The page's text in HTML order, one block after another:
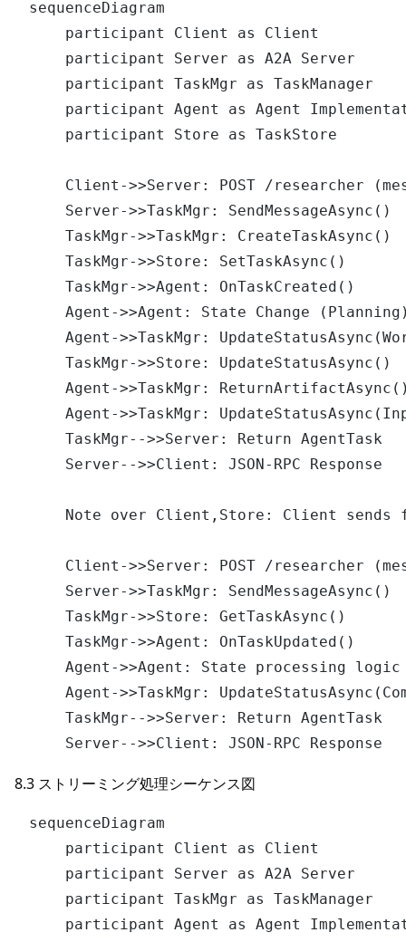
sequenceDiagram
    participant Client as Client
    participant Server as A2A Server
    participant TaskMgr as TaskManager
participant Agent as Agent
    participant Store as TaskStore
Client->>Server: POST /researcher
    Server->>TaskMgr: SendMessageAsync()
    TaskMgr->>TaskMgr: CreateTaskAsync()
    TaskMgr->>Store: SetTaskAsync()
    TaskMgr->>Agent: OnTaskCreated()
Agent->>Agent: State Change
Agent->>TaskMgr:
    TaskMgr->>Store: UpdateStatusAsync()
Agent->>TaskMgr:
Agent->>TaskMgr:
    TaskMgr-->>Server: Return AgentTask
    Server-->>Client: JSON-RPC Response
Note over Client,Store: Client sends
Client->>Server: POST /researcher
    Server->>TaskMgr: SendMessageAsync()
    TaskMgr->>Store: GetTaskAsync()
    TaskMgr->>Agent: OnTaskUpdated()
    Agent->>Agent: State processing logic
Agent->>TaskMgr:
    TaskMgr-->>Server: Return AgentTask
8.3 ストリーミング処理シーケンス図
sequenceDiagram
    participant Client as Client
    participant Server as A2A Server
    participant TaskMgr as TaskManager
participant Agent as Agent